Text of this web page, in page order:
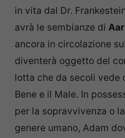
in vita dal Dr.
avrà le sembianze di
ancora in circolazione
diventerà oggetto del
lotta che da secoli vede
Bene e il Male. In
per la sopravvivenza o
genere umano, Adam